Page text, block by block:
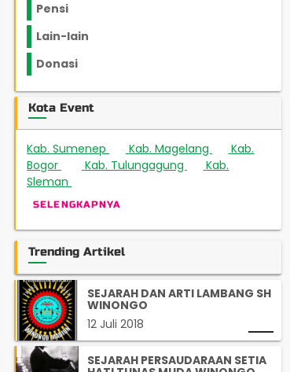
Pensi
Lain-lain
Donasi
Kota Event
Kab. Sumenep Kab. Magelang
Kab.
Bogor
Kab. Tulungagung
Kab.
Sleman
SELENGKAPNYA
Trending Artikel
SEJARAH DAN ARTI LAMBANG SH
WINONGO
12 Juli 2018
SEJARAH PERSAUDARAAN SETIA